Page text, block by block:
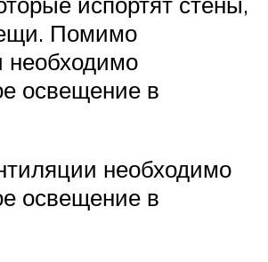
Помимо
необходимо
освещение в
необходимо
освещение в